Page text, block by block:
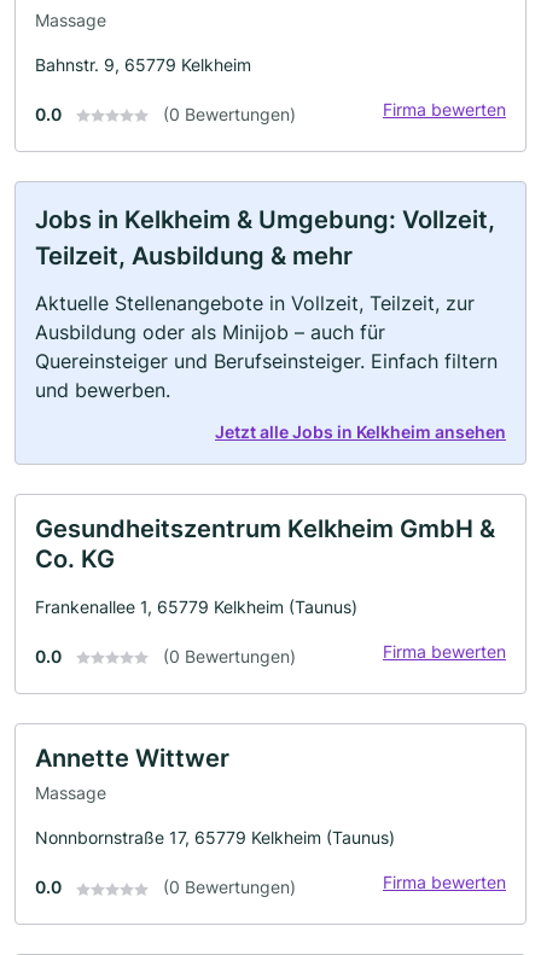
Massage
Bahnstr. 9, 65779 Kelkheim
0.0 (0 Bewertungen) Firma bewerten
Jobs in Kelkheim & Umgebung: Vollzeit,
Teilzeit, Ausbildung & mehr
Aktuelle Stellenangebote in Vollzeit, Teilzeit, zur
Ausbildung oder als Minijob – auch für
Quereinsteiger und Berufseinsteiger. Einfach filtern
und bewerben.
Jetzt alle Jobs in Kelkheim ansehen
Gesundheitszentrum Kelkheim GmbH &
Co. KG
Frankenallee 1, 65779 Kelkheim (Taunus)
0.0 (0 Bewertungen) Firma bewerten
Annette Wittwer
Massage
Nonnbornstraße 17, 65779 Kelkheim (Taunus)
0.0 (0 Bewertungen) Firma bewerten